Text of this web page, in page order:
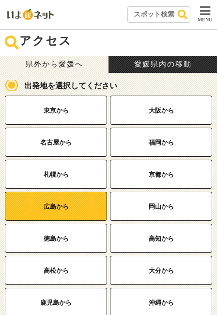
MENU
アクセス
県外から愛媛へ 愛媛県内の移動
出発地を選択してください
東京から 大阪から
名古屋から 福岡から
札幌から 京都から
広島から 岡山から
徳島から 高知から
高松から 大分から
鹿児島から 沖縄から